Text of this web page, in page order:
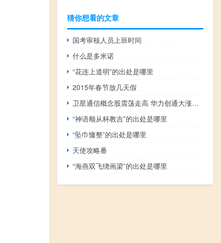
猜你想看的文章
国考审核人员上班时间
什么是多米诺
“花连上道明”的出处是哪里
2015年春节放几天假
卫星通信概念股震荡走高 华力创通大涨超14%
“神语顺从杯教吉”的出处是哪里
“坠巾慵整”的出处是哪里
天使攻略番
“海燕双飞绕画梁”的出处是哪里